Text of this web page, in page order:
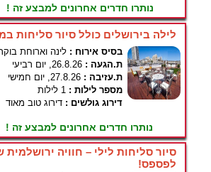
נותרו חדרים אחרונים למבצע זה !
לילה בירושלים כולל סיור סליחות
בסיס אירוח : לינה וארוחת
ת.הגעה : 26.8.26, יום רביעי
ת.עזיבה : 27.8.26, יום חמישי
מספר לילות : 1 לילות
דירוג גולשים : דירוג טוב מאוד
נותרו חדרים אחרונים למבצע זה !
סיור סליחות לילי – חוויה ירושלמית
לפספס!